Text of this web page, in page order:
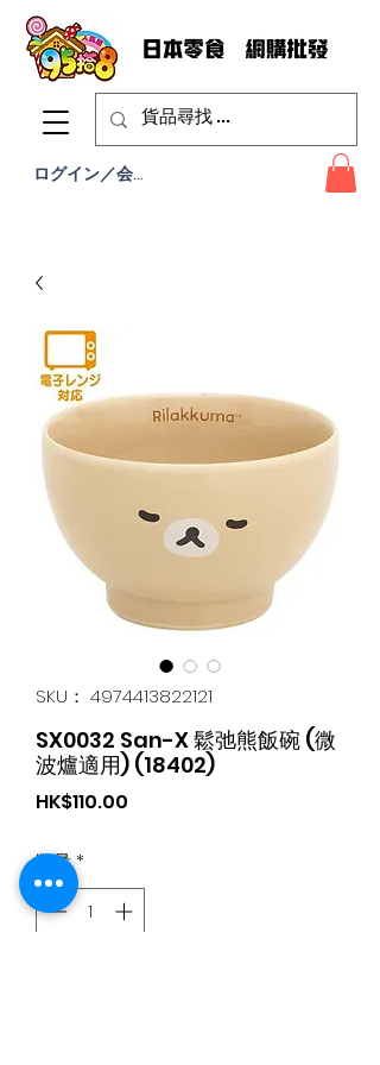
ログイン／会員登録
SKU： 4974413822121
SX0032 San-X 鬆弛熊飯碗 (微
波爐適用) (18402)
HK$110.00
数量*